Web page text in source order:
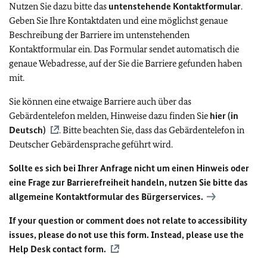
Nutzen Sie dazu bitte das untenstehende Kontaktformular.
Geben Sie Ihre Kontaktdaten und eine möglichst genaue
Beschreibung der Barriere im untenstehenden
Kontaktformular ein. Das Formular sendet automatisch die
genaue Webadresse, auf der Sie die Barriere gefunden haben
mit.
Sie können eine etwaige Barriere auch über das
Gebärdentelefon melden, Hinweise dazu finden Sie hier (in
Deutsch)
. Bitte beachten Sie, dass das Gebärdentelefon in
Deutscher Gebärdensprache geführt wird.
Sollte es sich bei Ihrer Anfrage nicht um einen Hinweis oder
eine Frage zur Barrierefreiheit handeln, nutzen Sie bitte das
allgemeine Kontaktformular des Bürgerservices.
If your question or comment does not relate to accessibility
issues, please do not use this form. Instead, please use the
Help Desk contact form.